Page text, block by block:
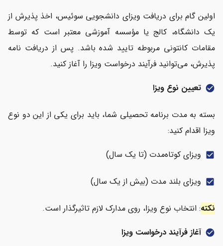
اولین گام برای دریافت ویزای دانشجویی سوئیس، اخذ پذیرش از
یک دانشگاه، کالج یا مؤسسه آموزشی معتبر است که توسط
مقامات کانتونی مربوطه تایید شده باشد. پس از دریافت نامه
پذیرش، می‌توانید فرآیند درخواست ویزا را آغاز کنید.
check_circle تعیین نوع ویزا
بسته به مدت برنامه تحصیلی شما، باید برای یکی از این دو نوع
ویزا اقدام کنید:
check_box ویزای کوتاه‌مدت (تا یک سال)
check_box ویزای بلند مدت (بیش از یک سال)
نکته: انتخاب نوع ویزا، روی مدارک لازم تاثیرگذار است.
check_circle آغاز فرآیند درخواست ویزا